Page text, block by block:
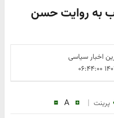
به روایت حسن
اخبار سیاسی
پرینت |
A